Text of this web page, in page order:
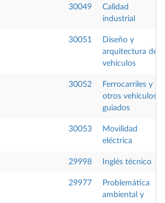
30049
Calidad
industrial
30051
Diseño y
arquitectura de
vehículos
30052
Ferrocarriles y
otros vehículos
guiados
30053
Movilidad
eléctrica
29998 Inglés técnico
29977
Problemática
ambiental y